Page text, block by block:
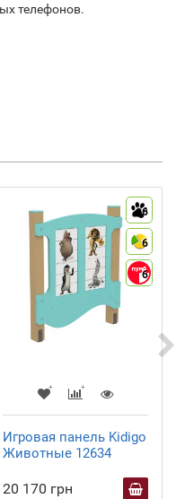
телефонов.
6
6
6
Игровая панель Kidigo
Животные 12634
20 170 грн